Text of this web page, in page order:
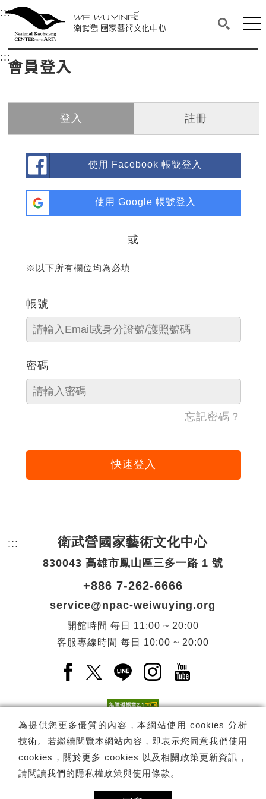
衛武營國家藝術文化中心
中央內容區塊，為本頁主要內容區。
:::選單連結區塊，此區塊列有本網站主要連結。
衛武營國家藝術文化中心
搜尋(開
網
::: 中央內容區塊，為本頁主要內容區。
會員登入
登入 註冊
使用 Facebook 帳號登入
使用 Google 帳號登入
或
※以下所有欄位均為必填
帳號
密碼
忘記密碼？
快速登入
為提供您更多優質的內容，本網站使用 cookies 分析
技術。若繼續閱覽本網站內容，即表示您同意我們使用
cookies，關於更多 cookies 以及相關政策更新資訊，
請閱讀我們的隱私權政策與使用條款 。
::: 頁尾網站資訊。
衛武營國家藝術文化中心
830043 高雄市鳳山區三多一路 1 號
+886 7-262-6666
service@npac-weiwuying.org
開館時間 每日
11:00 ~ 20:00
客服專線時間 每日 10:00 ~ 20:00
Facebook(另開新視窗)
X(另開新視窗)
LINE(另開新視窗)
Instagram(另開新視
YouTube(另開
電子報訂閱 訂閱
Copyright © 國家表演藝術中心 -衛武營國家藝術文化中心